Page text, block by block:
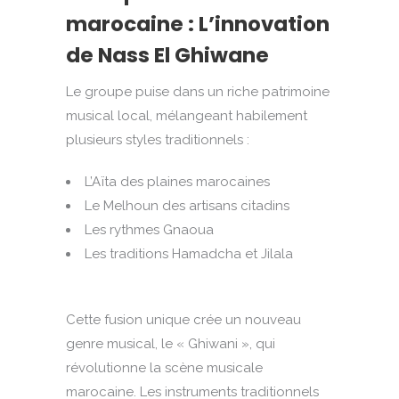
marocaine : L’innovation
de Nass El Ghiwane
Le groupe puise dans un riche patrimoine
musical local, mélangeant habilement
plusieurs styles traditionnels :
L’Aïta des plaines marocaines
Le Melhoun des artisans citadins
Les rythmes Gnaoua
Les traditions Hamadcha et Jilala
Cette fusion unique crée un nouveau
genre musical, le « Ghiwani », qui
révolutionne la scène musicale
marocaine. Les instruments traditionnels